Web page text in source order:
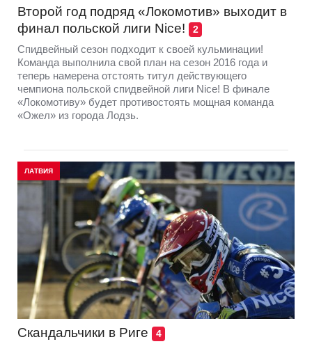
Второй год подряд «Локомотив» выходит в
финал польской лиги Nice!
2
Спидвейный сезон подходит к своей кульминации!
Команда выполнила свой план на сезон 2016 года и
теперь намерена отстоять титул действующего
чемпиона польской спидвейной лиги Nice! В финале
«Локомотиву» будет противостоять мощная команда
«Ожел» из города Лодзь.
ЛАТВИЯ
Скандальчики в Риге 4